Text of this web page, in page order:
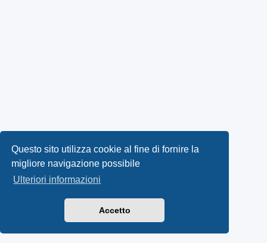
Questo sito utilizza cookie al fine di fornire la
migliore navigazione possibile
Ulteriori informazioni
Accetto